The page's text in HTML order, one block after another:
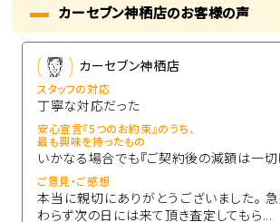
カーセブン神栖店のお客様の声
カーセブン神栖店
スタッフの対応
丁寧な対応だった
安心宣言『5つのお約束』のうち、
最も興味を持ったもの
いかなる場合でも『ご契約後の減額は一切
ご意見・ご感想
本当に親切にありがとうございました。
わらず次の日には来て頂き査定してもら...